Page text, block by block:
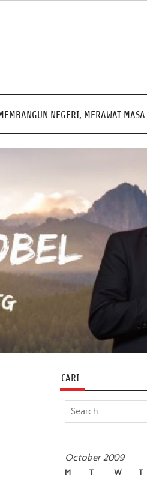
NEGERI, MERAWAT MASA
CARI
October 2009
M T W T